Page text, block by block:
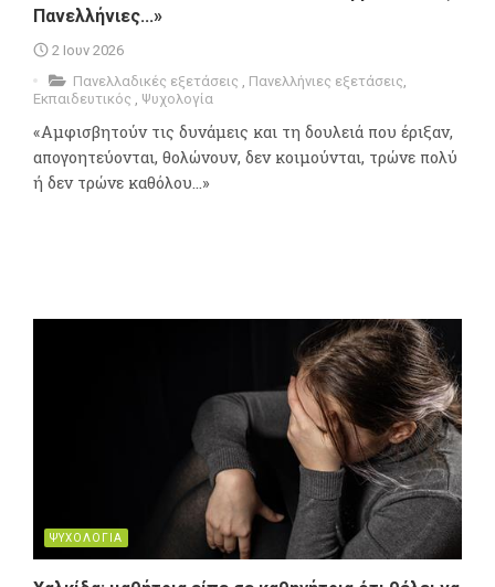
Πανελλήνιες...»
2 Ιουν 2026
Πανελλαδικές εξετάσεις
Πανελλήνιες εξετάσεις
Εκπαιδευτικός
Ψυχολογία
«Αμφισβητούν τις δυνάμεις και τη δουλειά που έριξαν,
απογοητεύονται, θολώνουν, δεν κοιμούνται, τρώνε πολύ
ή δεν τρώνε καθόλου...»
ΨΥΧΟΛΟΓΙΑ